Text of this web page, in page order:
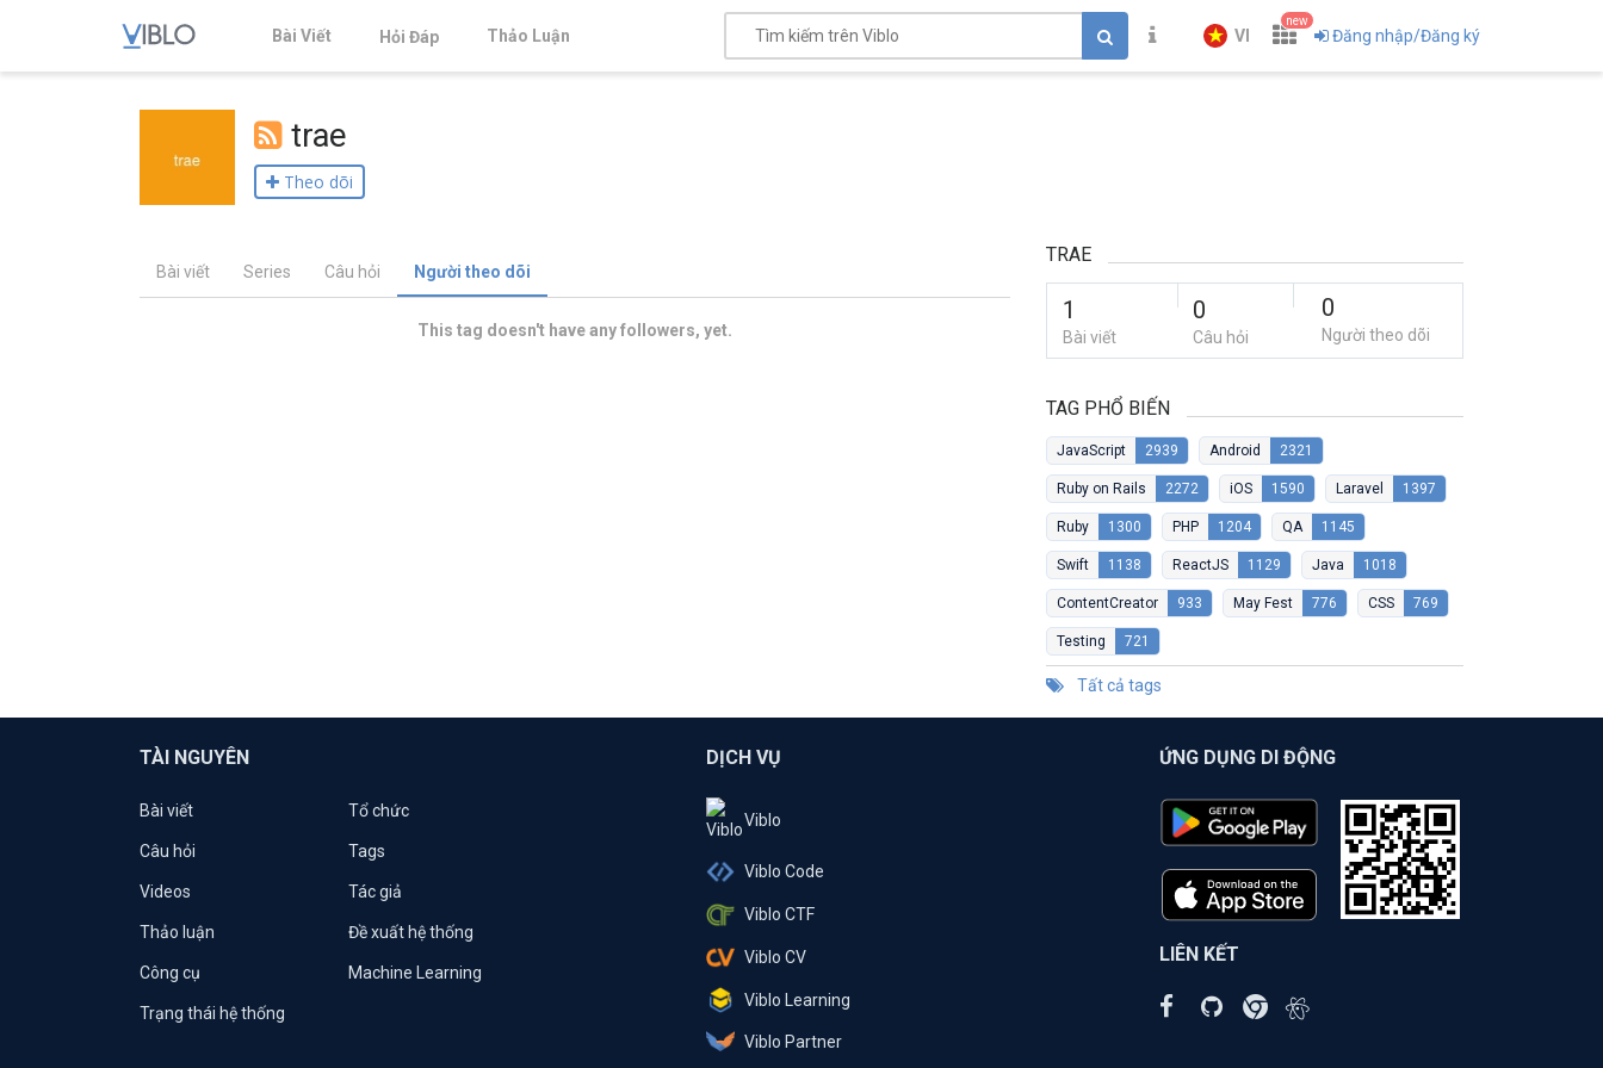
Bài Viết Hỏi Đáp Thảo Luận VI
new
Đăng nhập/Đăng ký
trae
Theo dõi
Bài viết Series Câu hỏi Người theo dõi
This tag doesn't have any followers, yet.
TRAE
1
Bài viết
0
Câu hỏi
0
Người theo dõi
TAG PHỔ BIẾN
JavaScript 2939 Android 2321
Ruby on Rails 2272 iOS 1590 Laravel 1397
Ruby 1300 PHP 1204 QA 1145
Swift 1138 ReactJS 1129 Java 1018
ContentCreator 933 May Fest 776 CSS 769
Testing 721
Tất cả tags
TÀI NGUYÊN
Bài viết Tổ chức
Câu hỏi Tags
Videos Tác giả
Thảo luận Đề xuất hệ thống
Công cụ Machine Learning
Trạng thái hệ thống
DỊCH VỤ
Viblo
Viblo Code
Viblo CTF
Viblo CV
Viblo Learning
Viblo Partner
ỨNG DỤNG DI ĐỘNG
LIÊN KẾT